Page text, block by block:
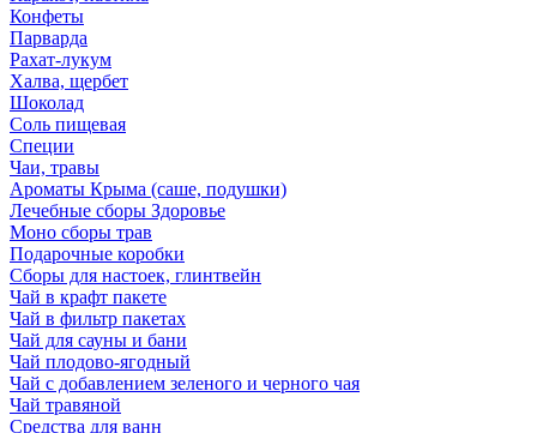
Конфеты
Парварда
Рахат-лукум
Халва, щербет
Шоколад
Соль пищевая
Специи
Чаи, травы
Ароматы Крыма (саше, подушки)
Лечебные сборы Здоровье
Моно сборы трав
Подарочные коробки
Сборы для настоек, глинтвейн
Чай в крафт пакете
Чай в фильтр пакетах
Чай для сауны и бани
Чай плодово-ягодный
Чай с добавлением зеленого и черного чая
Чай травяной
Средства для ванн